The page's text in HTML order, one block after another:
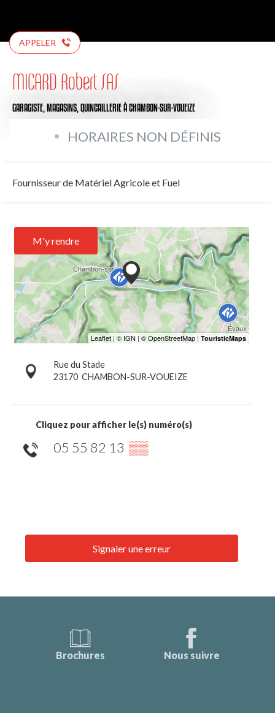
APPELER
MICARD Robert SAS
GARAGISTE, MAGASINS, QUINCAILLERIEÀ CHAMBON-SUR-VOUEIZE
HORAIRES NON DÉFINIS
Fournisseur de Matériel Agricole et Fuel
M'y rendre
Rue du Stade
23170 CHAMBON-SUR-VOUEIZE
Cliquez pour afficher le(s) numéro(s)
05 55 82 13 ▒▒
Signaler une erreur
Brochures Nous suivre